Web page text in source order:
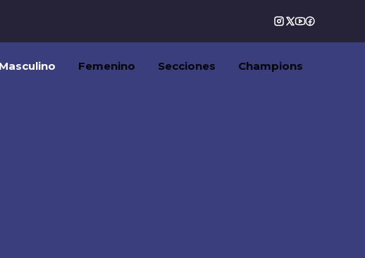
Masculino Femenino Secciones Champions